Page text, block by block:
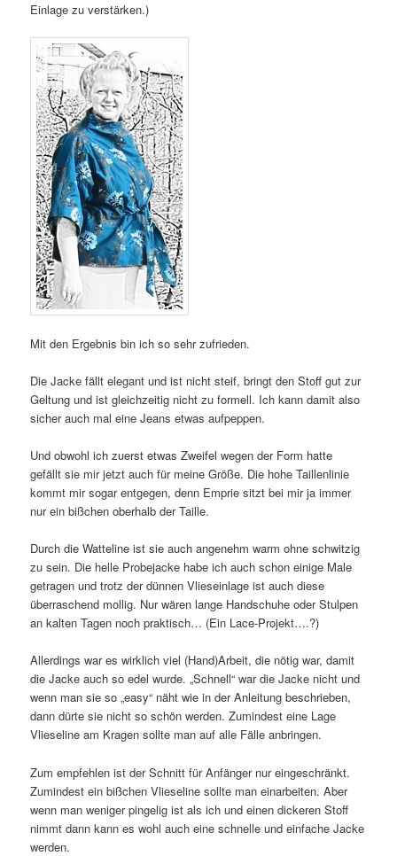
Einlage zu verstärken.)
Mit den Ergebnis bin ich so sehr zufrieden.
Die Jacke fällt elegant und ist nicht steif, bringt den Stoff gut zur
Geltung und ist gleichzeitig nicht zu formell. Ich kann damit also
sicher auch mal eine Jeans etwas aufpeppen.
Und obwohl ich zuerst etwas Zweifel wegen der Form hatte
gefällt sie mir jetzt auch für meine Größe. Die hohe Taillenlinie
kommt mir sogar entgegen, denn Emprie sitzt bei mir ja immer
nur ein bißchen oberhalb der Taille.
Durch die Watteline ist sie auch angenehm warm ohne schwitzig
zu sein. Die helle Probejacke habe ich auch schon einige Male
getragen und trotz der dünnen Vlieseinlage ist auch diese
überraschend mollig. Nur wären lange Handschuhe oder Stulpen
an kalten Tagen noch praktisch… (Ein Lace-Projekt….?)
Allerdings war es wirklich viel (Hand)Arbeit, die nötig war, damit
die Jacke auch so edel wurde. „Schnell“ war die Jacke nicht und
wenn man sie so „easy“ näht wie in der Anleitung beschrieben,
dann dürte sie nicht so schön werden. Zumindest eine Lage
Vlieseline am Kragen sollte man auf alle Fälle anbringen.
Zum empfehlen ist der Schnitt für Anfänger nur eingeschränkt.
Zumindest ein bißchen Vlieseline sollte man einarbeiten. Aber
wenn man weniger pingelig ist als ich und einen dickeren Stoff
nimmt dann kann es wohl auch eine schnelle und einfache Jacke
werden.